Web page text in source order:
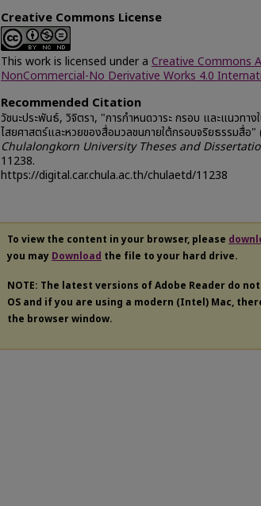
Creative Commons License
This work is licensed under a Creative Commons
NonCommercial-No Derivative Works 4.0
Recommended Citation
วัชนะประพันธ์, วิจิตรา, "การกำหนดวาระ กรอบ และแนวทาง
ไสยศาสตร์และหวยของสื่อมวลชนภายใต้กรอบจริยธรรมสื่อ"
Chulalongkorn University Theses and
11238.
https://digital.car.chula.ac.th/chulaetd/11238
To view the content in your browser, please
you may Download the file to your hard drive.
NOTE: The latest versions of Adobe Reader do
OS and if you are using a modern (Intel) Mac,
the browser window.